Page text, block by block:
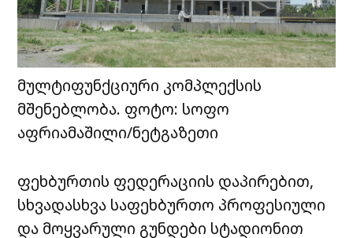
მულტიფუნქციური კომპლექსის
მშენებლობა. ფოტო: სოფო
აფრიამაშილი/ნეტგაზეთი
ფეხბურთის ფედერაციის დაპირებით,
სხვადასხვა საფეხბურთო პროფესიული
და მოყვარული გუნდები სტადიონით